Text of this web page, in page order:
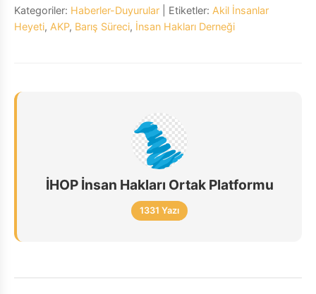
Kategoriler: Haberler-Duyurular | Etiketler: Akil İnsanlar
Heyeti, AKP, Barış Süreci, İnsan Hakları Derneği
İHOP İnsan Hakları Ortak Platformu
1331 Yazı